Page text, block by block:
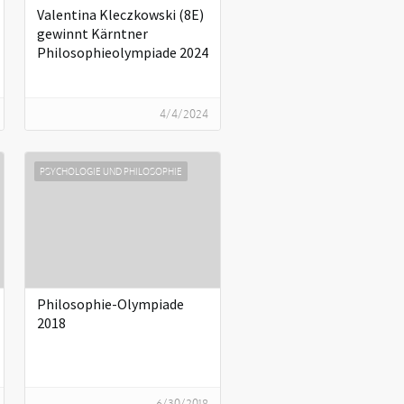
Valentina Kleczkowski (8E)
gewinnt Kärntner
Philosophieolympiade 2024‍
4/4/2024
PSYCHOLOGIE UND PHILOSOPHIE
Philosophie-Olympiade
2018